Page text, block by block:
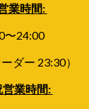
業時間:
〜24:00
ダー 23:30）
営業時間: